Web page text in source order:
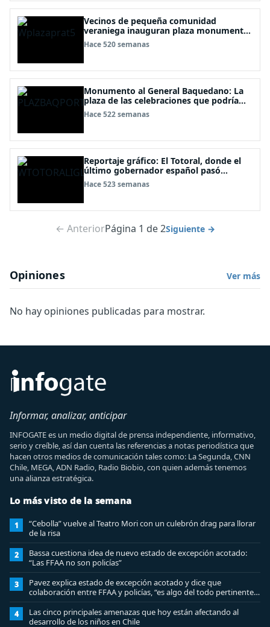
Vecinos de pequeña comunidad
veraniega inauguran plaza monumento
a Arturo Prat
Hace 520 semanas
Monumento al General Baquedano: La
plaza de las celebraciones que podría
terminar
Hace 522 semanas
Reportaje gráfico: El Totoral, donde el
último gobernador español pasó
huyendo de los patriotas
Hace 523 semanas
← AnteriorPágina 1 de 2Siguiente →
Opiniones Ver más
No hay opiniones publicadas para mostrar.
Informar, analizar, anticipar
INFOGATE es un medio digital de prensa independiente, informativo,
serio y creíble, así dan cuenta las referencias a notas periodística que
hacen otros medios de comunicación tales como: La Segunda, CNN
Chile, MEGA, ADN Radio, Radio Biobio, con quien además tenemos
una alianza estratégica.
Lo más visto de la semana
1
“Cebolla” vuelve al Teatro Mori con un culebrón drag para llorar
de la risa
2
Bassa cuestiona idea de nuevo estado de excepción acotado:
“Las FFAA no son policías”
3
Pavez explica estado de excepción acotado y dice que
colaboración entre FFAA y policías, “es algo del todo pertinente
analizar”
4
Las cinco principales amenazas que hoy están afectando al
desarrollo de los niños en Chile